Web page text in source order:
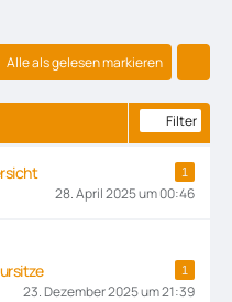
Alle als gelesen markieren
Filter
1
28. April 2025 um 00:46
1
23. Dezember 2025 um 21:39